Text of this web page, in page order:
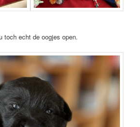
toch echt de oogjes open.